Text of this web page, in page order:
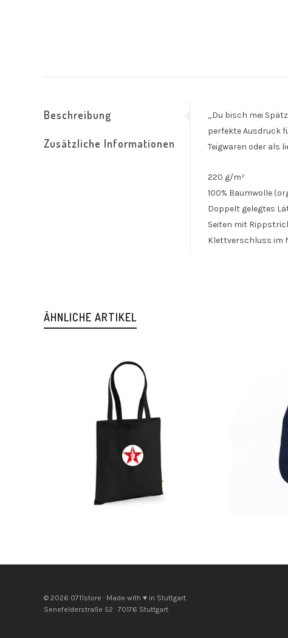
Beschreibung
Zusätzliche Informationen
„Du bisch mei
perfekte Ausdruck
Teigwaren oder als
220 g/m²
100% Baumwolle
Doppelt gelegtes
Seiten mit
Klettverschluss im
ÄHNLICHE ARTIKEL
© 2026 0711store · Made with ♥ in Stuttgart
Senefelderstraße 52 · 70176 Stuttgart